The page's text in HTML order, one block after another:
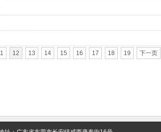
12 13 14 15 16 17 18 19
下一页